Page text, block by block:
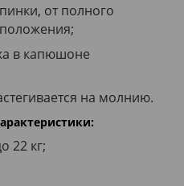
от полного
в капюшоне
на молнию.
22 кг;